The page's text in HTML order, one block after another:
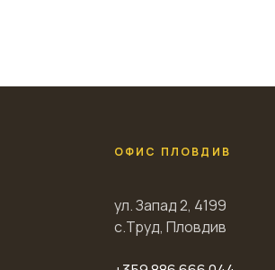
ОФИС ПЛОВДИВ
ул. Запад 2, 4199
с.Труд, Пловдив